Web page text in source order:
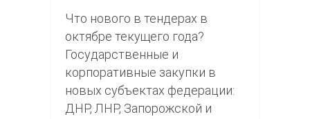
Что нового в тендерах в
октябре текущего года?
Государственные и
корпоративные закупки в
новых субъектах федерации:
ДНР, ЛНР, Запорожской и